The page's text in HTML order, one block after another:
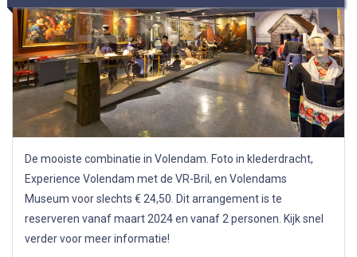
De mooiste combinatie in Volendam. Foto in klederdracht,
Experience Volendam met de VR-Bril, en Volendams
Museum voor slechts € 24,50. Dit arrangement is te
reserveren vanaf maart 2024 en vanaf 2 personen. Kijk snel
verder voor meer informatie!